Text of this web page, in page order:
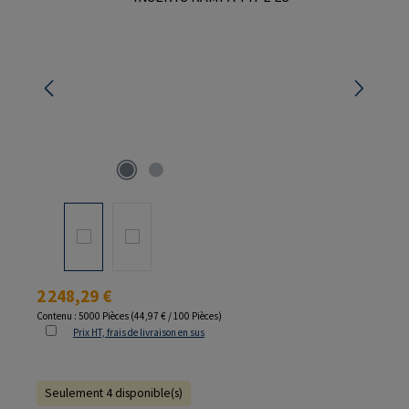
Prix régulier :
2 248,29 €
Contenu : 5000 Pièces (44,97 € / 100 Pièces)
Prix HT, frais de livraison en sus
Seulement 4 disponible(s)